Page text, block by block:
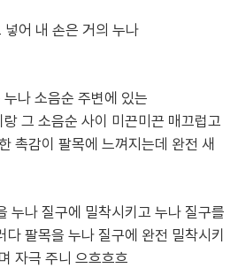
어 내 손은 거의 누나
나 소음순 주변에 있는
그 소음순 사이 미끈미끈 매끄럽고
촉감이 팔목에 느껴지는데 완전 새
누나 질구에 밀착시키고 누나 질구를
다 팔목을 누나 질구에 완전 밀착시키
자극 주니 으흐흐흐